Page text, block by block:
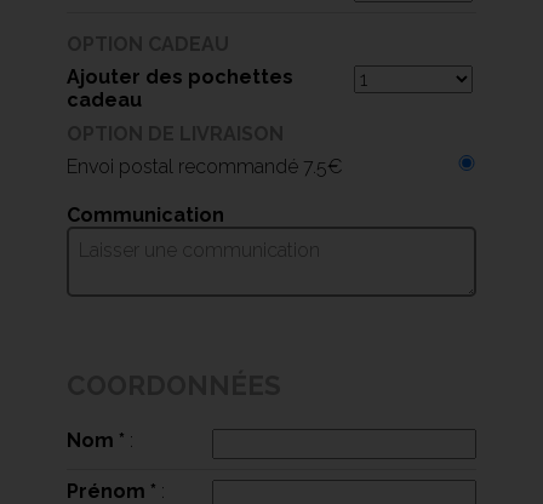
Ajouter des pochettes
cadeau
Envoi postal recommandé 7.5€
Communication
Nom * :
Prénom * :